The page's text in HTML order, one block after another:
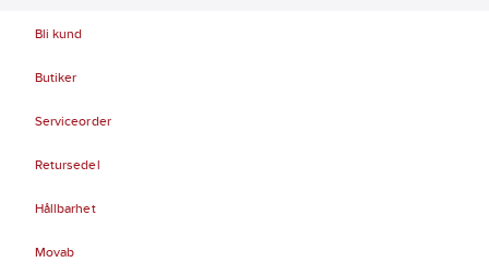
Bli kund
Butiker
Serviceorder
Retursedel
Hållbarhet
Movab